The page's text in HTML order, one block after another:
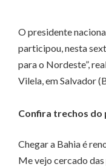
O presidente
participou, nesta
para o Nordeste”,
Vilela, em Salvador
Confira trechos do
Chegar a Bahia é
Me vejo cercado